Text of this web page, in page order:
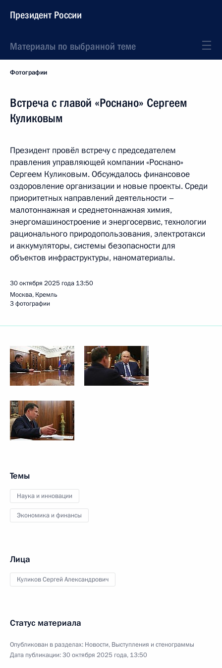
Президент России
Материалы по выбранной теме
Фотографии
Встреча с главой «Роснано» Сергеем
Куликовым
Президент провёл встречу с председателем
правления управляющей компании «Роснано»
Сергеем Куликовым. Обсуждалось финансовое
оздоровление организации и новые проекты. Среди
приоритетных направлений деятельности –
малотоннажная и среднетоннажная химия,
энергомашиностроение и энергосервис, технологии
рационального природопользования, электротакси
и аккумуляторы, системы безопасности для
объектов инфраструктуры, наноматериалы.
30 октября 2025 года 13:50
Москва, Кремль
3 фотографии
Темы
Наука и инновации
Экономика и финансы
Лица
Куликов Сергей Александрович
Статус материала
Опубликован в разделах: Новости, Выступления и стенограммы
Дата публикации:30 октября 2025 года, 13:50